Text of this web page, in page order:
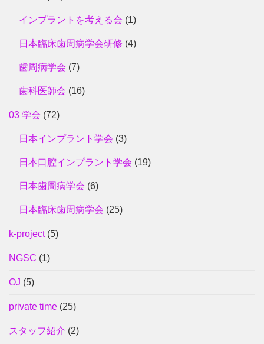
インプラントを考える会 (1)
日本臨床歯周病学会研修 (4)
歯周病学会 (7)
歯科医師会 (16)
03 学会 (72)
日本インプラント学会 (3)
日本口腔インプラント学会 (19)
日本歯周病学会 (6)
日本臨床歯周病学会 (25)
k-project(5)
NGSC (1)
OJ (5)
private time (25)
スタッフ紹介 (2)